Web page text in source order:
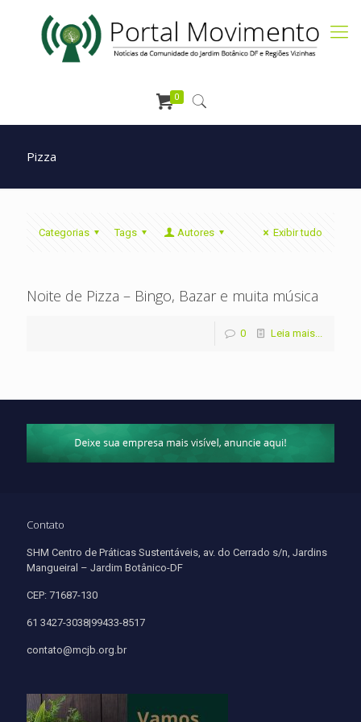
0
Pizza
Categorias Tags Autores Exibir tudo
Noite de Pizza – Bingo, Bazar e muita música
0 Leia mais...
Contato
SHM Centro de Práticas Sustentáveis, av. do Cerrado s/n, Jardins
Mangueiral – Jardim Botânico-DF
CEP: 71687-130
61 3427-3038|99433-8517
contato@mcjb.org.br